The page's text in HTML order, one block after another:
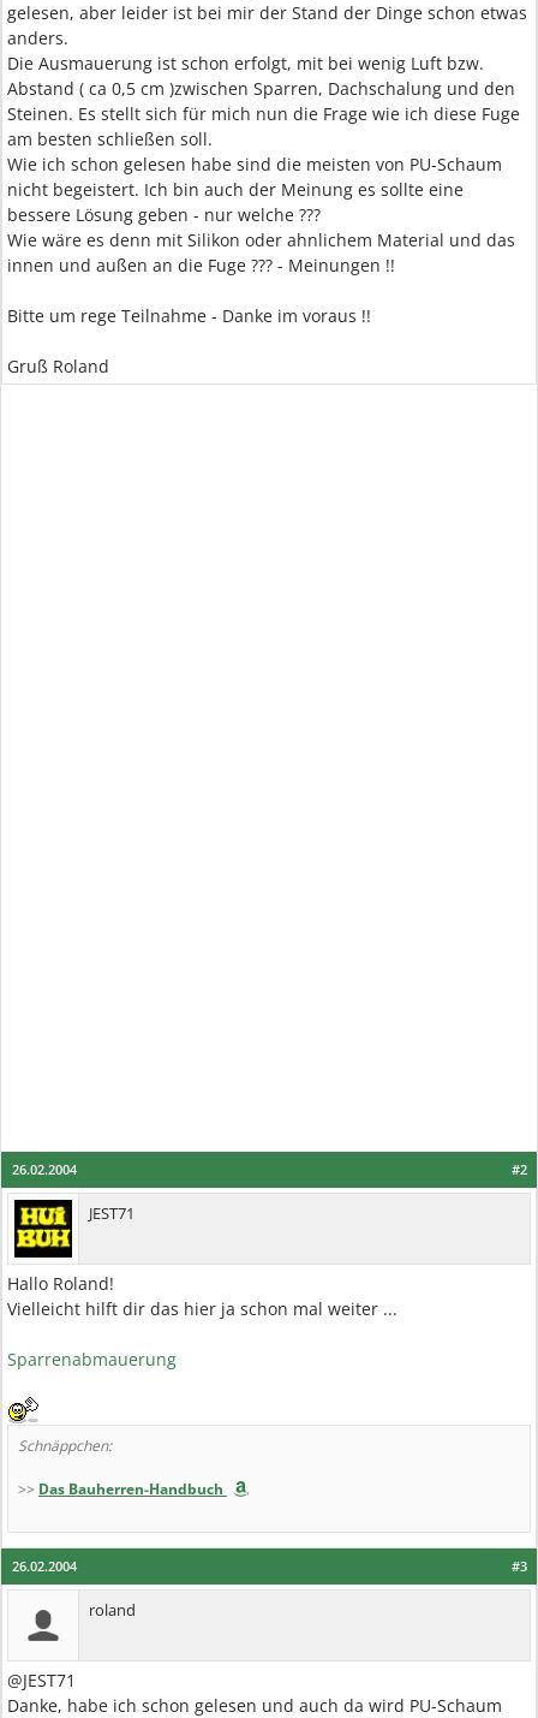
gelesen, aber leider ist bei mir der Stand der Dinge schon etwas
anders.
Die Ausmauerung ist schon erfolgt, mit bei wenig Luft bzw.
Abstand ( ca 0,5 cm )zwischen Sparren, Dachschalung und den
Steinen. Es stellt sich für mich nun die Frage wie ich diese Fuge
am besten schließen soll.
Wie ich schon gelesen habe sind die meisten von PU-Schaum
nicht begeistert. Ich bin auch der Meinung es sollte eine
bessere Lösung geben - nur welche ???
Wie wäre es denn mit Silikon oder ahnlichem Material und das
innen und außen an die Fuge ??? - Meinungen !!
Bitte um rege Teilnahme - Danke im voraus !!
Gruß Roland
#2
26.02.2004
JEST71
Hallo Roland!
Vielleicht hilft dir das hier ja schon mal weiter ...
Sparrenabmauerung
Schnäppchen:
>> Das Bauherren-Handbuch
#3
26.02.2004
roland
@JEST71
Danke, habe ich schon gelesen und auch da wird PU-Schaum